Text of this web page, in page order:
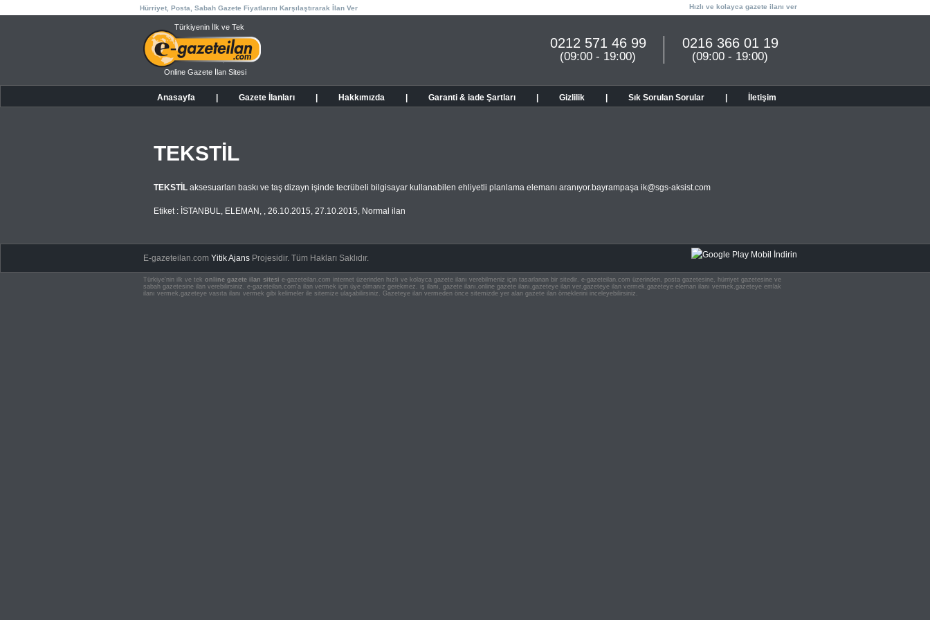
Hürriyet, Posta, Sabah Gazete Fiyatlarını Karşılaştırarak İlan Ver Hızlı ve kolayca gazete ilanı ver
Türkiyenin İlk ve Tek
Online Gazete İlan Sitesi
0216 366 01 19
(09:00 - 19:00)
0212 571 46 99
(09:00 - 19:00)
Anasayfa Gazete İlanları Hakkımızda Garanti & iade Şartları Gizlilik Sık Sorulan Sorular İletişim
TEKSTİL
TEKSTİL aksesuarları baskı ve taş dizayn işinde tecrübeli bilgisayar kullanabilen ehliyetli planlama elemanı aranıyor.bayrampaşa ik@sgs-aksist.com
Etiket : İSTANBUL, ELEMAN , , 26.10.2015, 27.10.2015, Normal ilan
E-gazeteilan.comYitik Ajans Projesidir.Tüm Hakları Saklıdır.
Türkiye'nin ilk ve tek online gazete ilan sitesi e-gazeteilan.com internet üzerinden hızlı ve kolayca gazete ilanı verebilmeniz için tasarlanan bir sitedir. e-gazeteilan.com üzerinden, posta gazetesine, hürriyet gazetesine ve
sabah gazetesine ilan verebilirsiniz. e-gazeteilan.com'a ilan vermek için üye olmanız gerekmez. iş ilanı, gazete ilanı,online gazete ilanı,gazeteye ilan ver,gazeteye ilan vermek,gazeteye eleman ilanı vermek,gazeteye emlak
ilanı vermek,gazeteye vasıta ilanı vermek gibi kelimeler ile sitemize ulaşabilirsiniz. Gazeteye ilan vermeden önce sitemizde yer alan gazete ilan örneklerini inceleyebilirsiniz.